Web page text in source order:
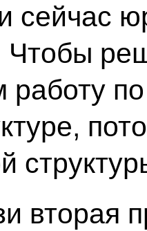
сейчас
Чтобы
работу
вторая